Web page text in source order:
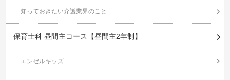
知っておきたい介護業界のこと
保育士科 昼間主コース【昼間主2年制】
エンゼルキッズ